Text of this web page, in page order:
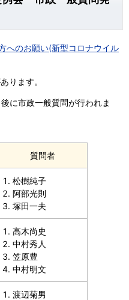
へのお願い(新型コロナウイル
ります。
に市政一般質問が行われま
質問者
松樹純子
阿部光則
塚田一夫
高木尚史
中村秀人
笠原豊
中村明文
渡辺菊男